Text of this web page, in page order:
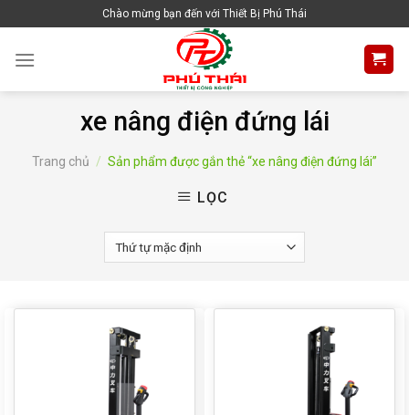
content
Chào mừng bạn đến với Thiết Bị Phú Thái
xe nâng điện đứng lái
Trang chủ / Sản phẩm được gắn thẻ “xe nâng điện đứng lái”
LỌC